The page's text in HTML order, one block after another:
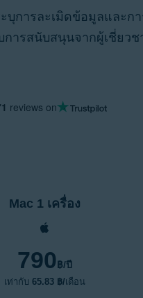
การละเมิดข้อมูลและก
ารสนับสนุนจากผู้เชี่ยว
reviews on
Mac 1 เครื่อง
790 ฿/ปี
เท่ากับ 65.83 ฿/เดือน